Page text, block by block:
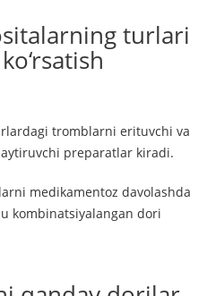
turlari
tromblarni erituvchi va
preparatlar kiradi.
medikamentoz davolashda
kombinatsiyalangan dori